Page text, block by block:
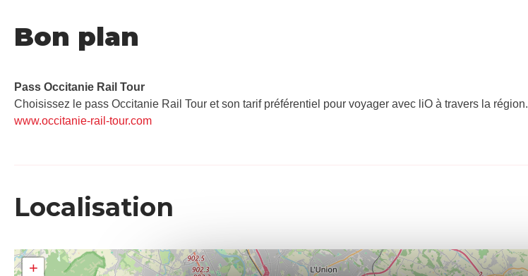
Bon plan
Pass Occitanie Rail Tour​
Choisissez le pass Occitanie Rail Tour et son tarif préférentiel pour voyager avec liO à travers la région.
www.occitanie-rail-tour.com
Localisation
+